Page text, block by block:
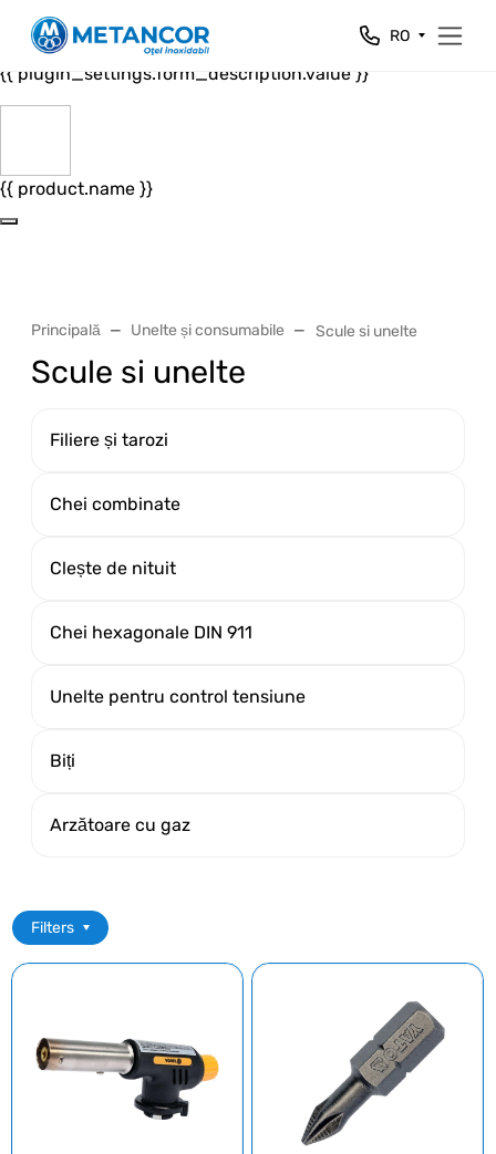
Close
{{ plugin_settings.form_header.value }}
{{ plugin_settings.form_description.value }}
{{ product.name }}
RO
Principală Unelte și consumabile Scule si unelte
Scule si unelte
Filiere și tarozi
Chei combinate
Clește de nituit
Chei hexagonale DIN 911
Unelte pentru control tensiune
Biți
Arzătoare cu gaz
Filters